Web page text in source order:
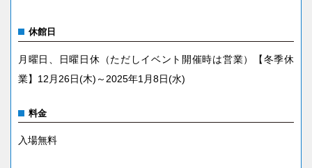
休館日
月曜日、日曜日休（ただしイベント開催時は営業）【冬季休
業】12月26日(木)～2025年1月8日(水)
料金
入場無料